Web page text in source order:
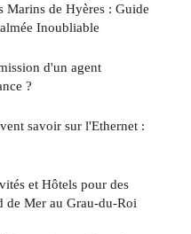
Marins de Hyères : Guide
Inoubliable
d'un agent
?
savoir sur l'Ethernet :
et Hôtels pour des
de Mer au Grau-du-Roi